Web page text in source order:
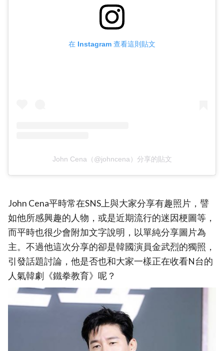
在 Instagram 查看這則貼文
John Cena（@johncena）分享的貼文
John Cena平時常在SNS上與大家分享有趣照片，譬
如他所感興趣的人物，或是近期流行的迷因梗圖等，
而平時也很少會附加文字說明，以單純分享圖片為
主。不過他這次分享的卻是韓國演員金武烈的獨照，
引發話題討論，他是否也和大家一樣正在收看N台的
人氣韓劇《鐵拳教育》呢？